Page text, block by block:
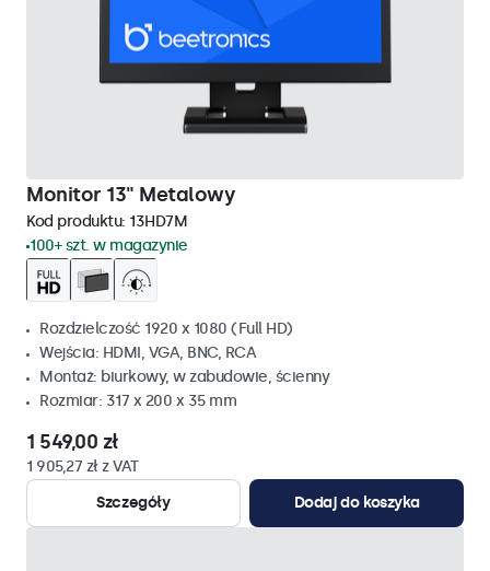
Monitor 13" Metalowy
Kod produktu: 13HD7M
100+ szt. w magazynie
Rozdzielczość 1920 x 1080 (Full HD)
Wejścia: HDMI, VGA, BNC, RCA
Montaż: biurkowy, w zabudowie, ścienny
Rozmiar: 317 x 200 x 35 mm
1 549,00 zł
1 905,27 zł z VAT
Szczegóły
Dodaj do koszyka